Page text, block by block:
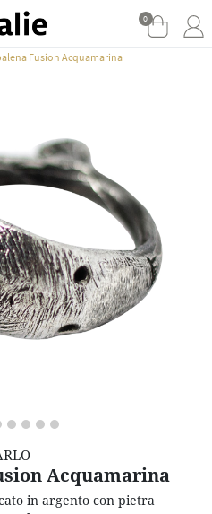
0
Fusion Acquamarina
Acquamarina
in argento con pietra